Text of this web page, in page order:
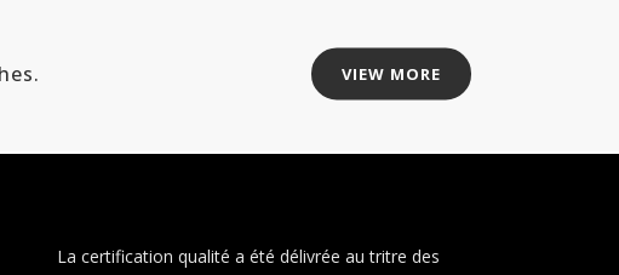
VIEW MORE
La certification qualité a été délivrée au tritre des